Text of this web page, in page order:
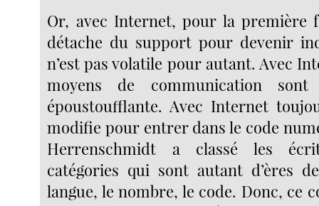
Or, avec Internet, pour la première
détache du support pour devenir
n’est pas volatile pour autant. Avec
moyens de communication sont
époustoufflante. Avec Internet
modifie pour entrer dans le code
Herrenschmidt a classé les
catégories qui sont autant d’ères
langue, le nombre, le code. Donc, ce